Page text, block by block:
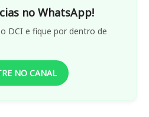
no WhatsApp!
DCI e fique por dentro de
NO CANAL